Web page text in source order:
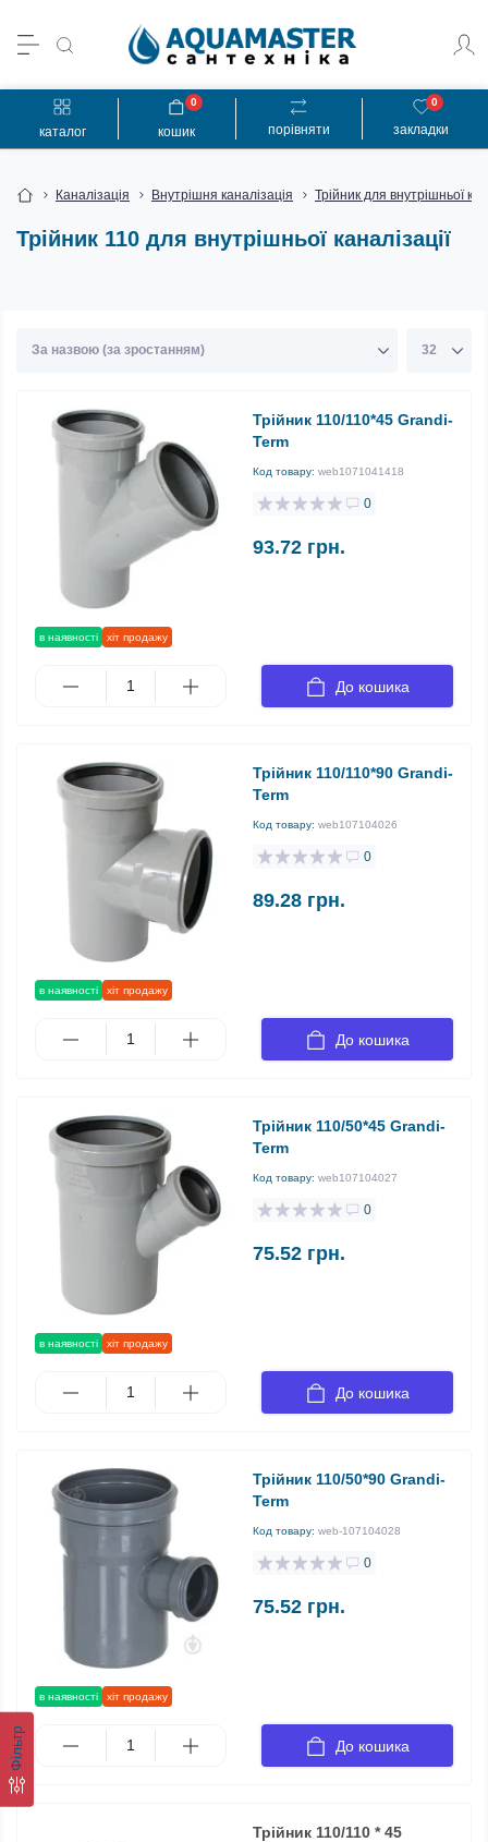
каталог порівняти закладки
0
кошик
0
Каналізація Внутрішня каналізація Трійник для внутрішньої
Трійник 110 для внутрішньої каналізації
Фільтр
в наявності хіт продажу
Трійник 110/110*45 Grandi-
Term
Код товару: web1071041418
0
93.72 грн.
До кошика
в наявності хіт продажу
Трійник 110/110*90 Grandi-
Term
Код товару: web107104026
0
89.28 грн.
До кошика
в наявності хіт продажу
Трійник 110/50*45 Grandi-
Term
Код товару: web107104027
0
75.52 грн.
До кошика
в наявності хіт продажу
Трійник 110/50*90 Grandi-
Term
Код товару: web-107104028
0
75.52 грн.
До кошика
Трійник 110/110 * 45